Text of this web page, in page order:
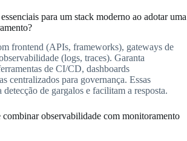
para um stack moderno ao adotar uma
frontend (APIs, frameworks), gateways de
(logs, traces). Garanta
de CI/CD, dashboards
centralizados para governança. Essas
detecção de gargalos e facilitam a resposta.
combinar observabilidade com monitoramento